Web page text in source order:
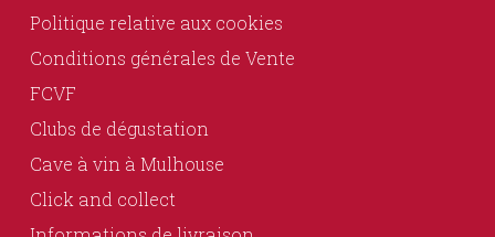
Politique relative aux cookies
Conditions générales de Vente
FCVF
Clubs de dégustation
Cave à vin à Mulhouse
Click and collect